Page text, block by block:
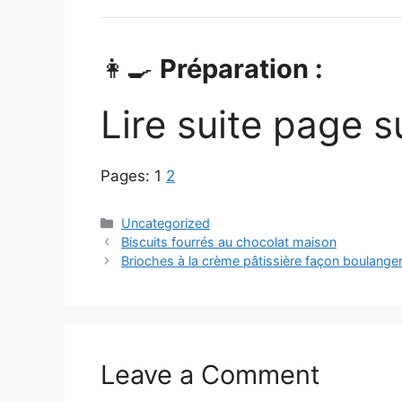
👩‍🍳 Préparation :
Lire suite page
Pages: 1 2
Categories
Uncategorized
Biscuits fourrés au chocolat maison
Brioches à la crème pâtissière façon
Leave a Comment